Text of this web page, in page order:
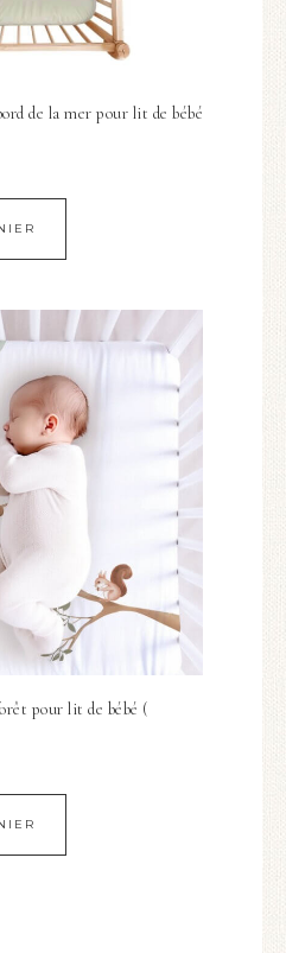
de la mer pour lit de bébé
pour lit de bébé (